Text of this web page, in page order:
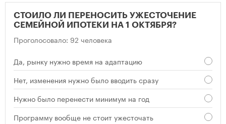
СТОИЛО ЛИ ПЕРЕНОСИТЬ УЖЕСТОЧЕНИЕ
СЕМЕЙНОЙ ИПОТЕКИ НА 1 ОКТЯБРЯ?
Проголосовало: 92 человека
Да, рынку нужно время на адаптацию
Нет, изменения нужно было вводить сразу
Нужно было перенести минимум на год
Программу вообще не стоит ужесточать